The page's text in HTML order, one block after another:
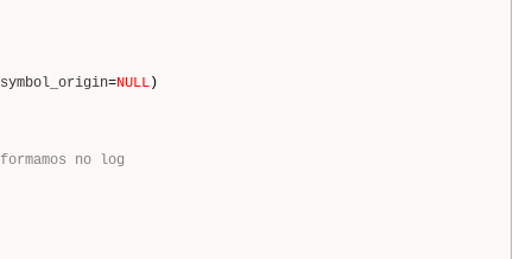
symbol_origin=NULL )
no log